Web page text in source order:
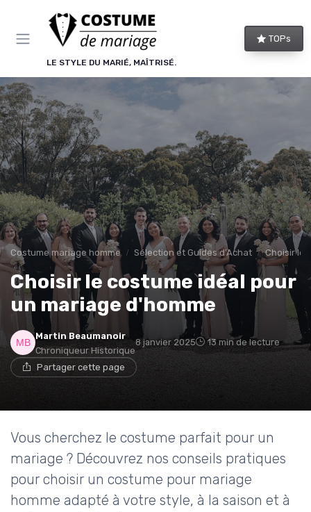
LE STYLE DU MARIÉ, MAÎTRISÉ.
TOPs
Costume mariage homme Sélection et Guides d'Achat Choisir le
Choisir le costume idéal pour
un mariage d'homme
Martin Beaumanoir
Chroniqueur Historique
8 janvier 2025 13 min de lecture
Partager cette page
Vous cherchez le costume parfait pour un
mariage ? Découvrez nos conseils pratiques
pour choisir un costume pour mariage
homme adapté à votre style, à la saison et à